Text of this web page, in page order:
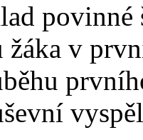
žáka v